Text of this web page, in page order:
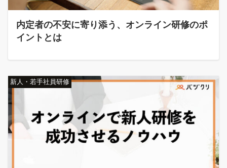
内定者の不安に寄り添う、オンライン研修のポ
イントとは
新人・若手社員研修